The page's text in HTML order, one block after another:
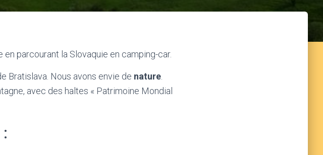
parcourant la Slovaquie en camping-car.
Bratislava. Nous avons envie de nature
avec des haltes « Patrimoine Mondial